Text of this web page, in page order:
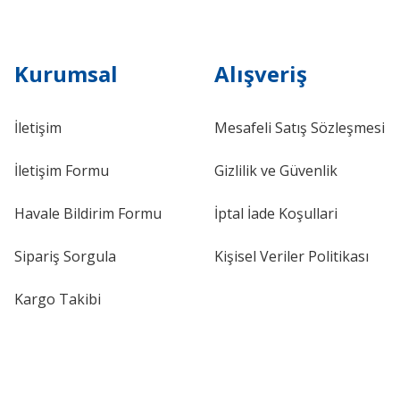
Kurumsal
İletişim
İletişim Formu
Havale Bildirim Formu
Sipariş Sorgula
Kargo Takibi
Alışveriş
Mesafeli Satış Sözleşmesi
Gizlilik ve Güvenlik
İptal İade Koşullari
Kişisel Veriler Politikası